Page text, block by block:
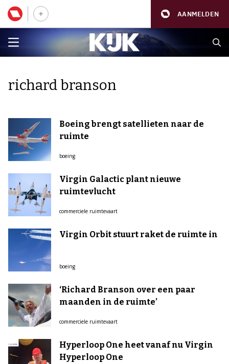
AANMELDEN
richard branson
Boeing brengt satellieten naar de
ruimte
boeing
Virgin Galactic plant nieuwe
ruimtevlucht
commerciele ruimtevaart
Virgin Orbit stuurt raket de ruimte in
boeing
‘Richard Branson over een paar
maanden in de ruimte’
commerciele ruimtevaart
Hyperloop One heet vanaf nu Virgin
Hyperloop One